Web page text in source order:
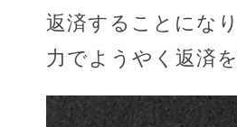
返済することにな
力でようやく返済